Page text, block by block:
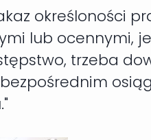
określoności
lub ocennymi,
trzeba